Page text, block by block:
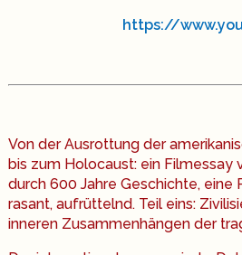
https://
Von der Ausrottung der
bis zum Holocaust: ein Filmessay
durch 600 Jahre Geschichte, eine
rasant, aufrüttelnd. Teil eins:
inneren Zusammenhängen der